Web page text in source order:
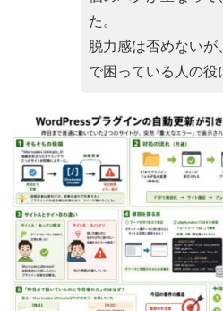
た。
脱力感は否めない
で困っている人の役